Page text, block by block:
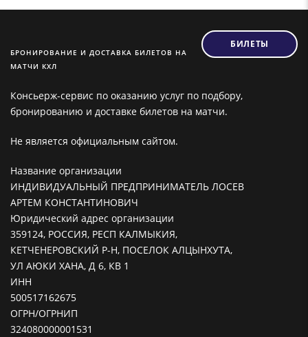
БРОНИРОВАНИЕ И ДОСТАВКА БИЛЕТОВ НА
МАТЧИ КХЛ
БИЛЕТЫ
Консьерж-сервис по оказанию услуг по подбору,
бронированию и доставке билетов на матчи.
Не является официальным сайтом.
Название организации
ИНДИВИДУАЛЬНЫЙ ПРЕДПРИНИМАТЕЛЬ ЛОСЕВ
АРТЕМ КОНСТАНТИНОВИЧ
Юридический адрес организации
359124, РОССИЯ, РЕСП КАЛМЫКИЯ,
КЕТЧЕНЕРОВСКИЙ Р-Н, ПОСЕЛОК АЛЦЫНХУТА,
УЛ АЮКИ ХАНА, Д 6, КВ 1
ИНН
500517162675
ОГРН/ОГРНИП
324080000001531